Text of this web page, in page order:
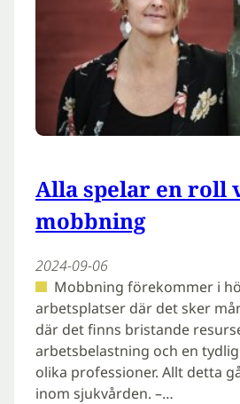
Alla spelar en roll
mobbning
2024-09-06
Mobbning förekommer i
arbetsplatser där det sker
där det finns bristande
arbetsbelastning och en
olika professioner. Allt detta
inom sjukvården. –…